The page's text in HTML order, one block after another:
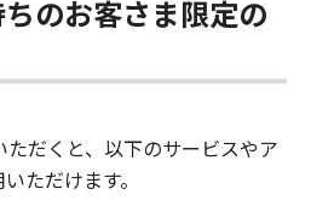
のお客さま限定の
ただくと、以下のサービスやア
ただけます。